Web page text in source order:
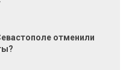
отменили